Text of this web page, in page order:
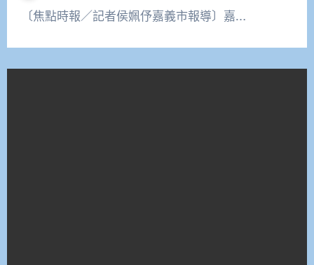
〔焦點時報／記者侯姵伃嘉義市報導〕嘉…